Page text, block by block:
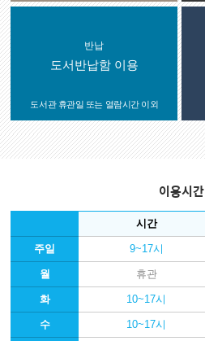
반납
도서반납함 이용
도서관 휴관일 또는 열람시간 이외
이용시간
시간
주일 9~17시
월 휴관
화 10~17시
수 10~17시